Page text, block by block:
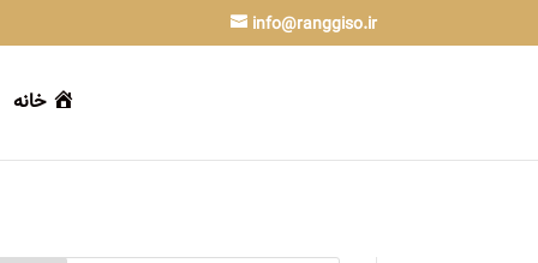
info@ranggiso.ir
خانه